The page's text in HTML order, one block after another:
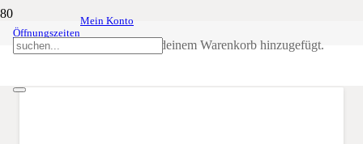
Öffnungszeiten
Mein Konto
wurde deinem Warenkorb hinzugefügt.
Freiheitsheld